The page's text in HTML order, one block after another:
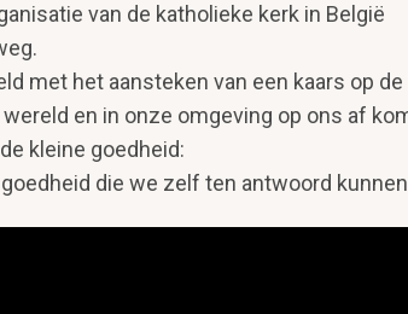
van de katholieke kerk in België
met het aansteken van een kaars op
en in onze omgeving op ons af
kleine goedheid:
die we zelf ten antwoord